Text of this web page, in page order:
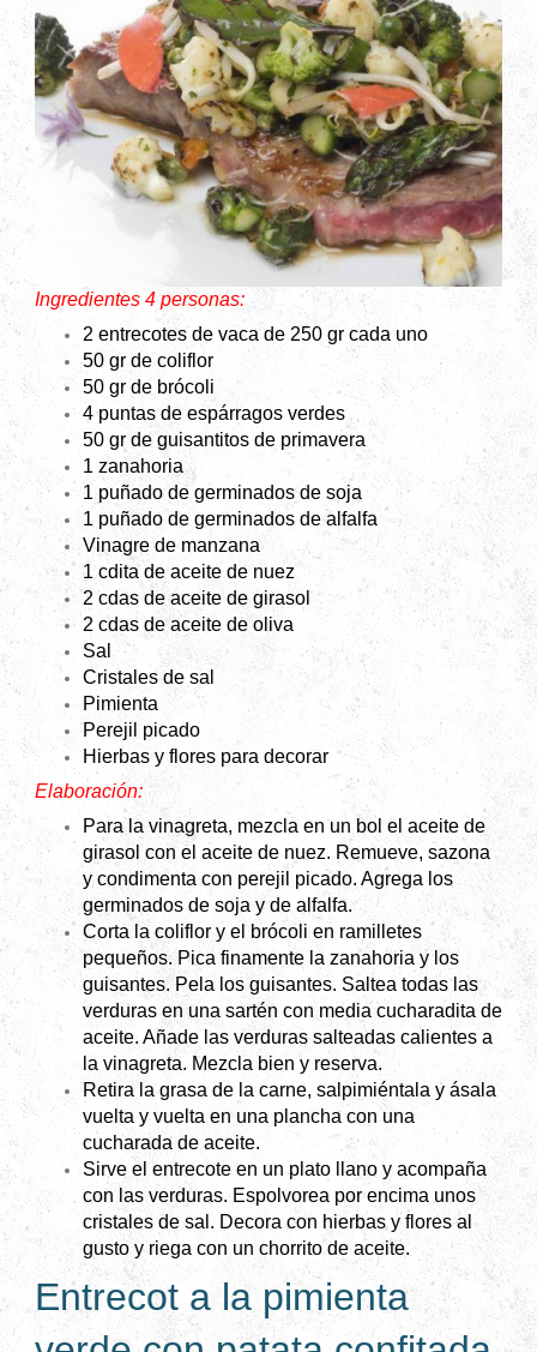
Ingredientes 4 personas:
2 entrecotes de vaca de 250 gr cada uno
50 gr de coliflor
50 gr de brócoli
4 puntas de espárragos verdes
50 gr de guisantitos de primavera
1 zanahoria
1 puñado de germinados de soja
1 puñado de germinados de alfalfa
Vinagre de manzana
1 cdita de aceite de nuez
2 cdas de aceite de girasol
2 cdas de aceite de oliva
Sal
Cristales de sal
Pimienta
Perejil picado
Hierbas y flores para decorar
Elaboración:
Para la vinagreta, mezcla en un bol el aceite de
girasol con el aceite de nuez. Remueve, sazona
y condimenta con perejil picado. Agrega los
germinados de soja y de alfalfa.
Corta la coliflor y el brócoli en ramilletes
pequeños. Pica finamente la zanahoria y los
guisantes. Pela los guisantes. Saltea todas las
verduras en una sartén con media cucharadita de
aceite. Añade las verduras salteadas calientes a
la vinagreta. Mezcla bien y reserva.
Retira la grasa de la carne, salpimiéntala y ásala
vuelta y vuelta en una plancha con una
cucharada de aceite.
Sirve el entrecote en un plato llano y acompaña
con las verduras. Espolvorea por encima unos
cristales de sal. Decora con hierbas y flores al
gusto y riega con un chorrito de aceite.
Entrecot a la pimienta